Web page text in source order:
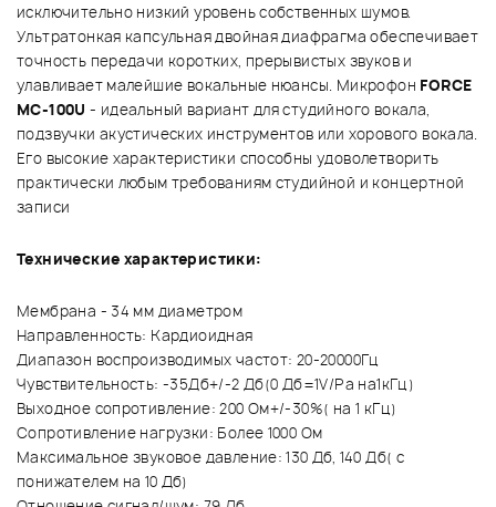
исключительно низкий уровень собственных шумов.
Ультратонкая капсульная двойная диафрагма обеспечивает
точность передачи коротких, прерывистых звуков и
улавливает малейшие вокальные нюансы. Микрофон FORCE
MC-100U - идеальный вариант для студийного вокала,
подзвучки акустических инструментов или хорового вокала.
Его высокие характеристики способны удоволетворить
практически любым требованиям студийной и концертной
записи
Технические характеристики:
Мембрана - 34 мм диаметром
Направленность: Кардиоидная
Диапазон воспроизводимых частот: 20-20000Гц
Чувствительность: -35Дб+/-2 Дб(0 Дб=1V/Pa на1кГц)
Выходное сопротивление: 200 Ом+/-30%( на 1 кГц)
Сопротивление нагрузки: Более 1000 Ом
Максимальное звуковое давление: 130 Дб, 140 Дб( с
понижателем на 10 Дб)